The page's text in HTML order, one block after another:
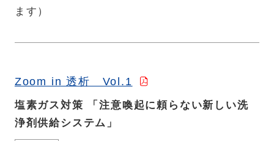
ます）
Zoom in 透析 Vol.1
塩素ガス対策 「注意喚起に頼らない新しい洗
浄剤供給システム」